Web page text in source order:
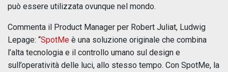
può essere utilizzata ovunque nel mondo.
Commenta il Product Manager per Robert Juliat, Ludwig
Lepage: “SpotMe è una soluzione originale che combina
l’alta tecnologia e il controllo umano sul design e
sull’operatività delle luci, allo stesso tempo. Con SpotMe, la